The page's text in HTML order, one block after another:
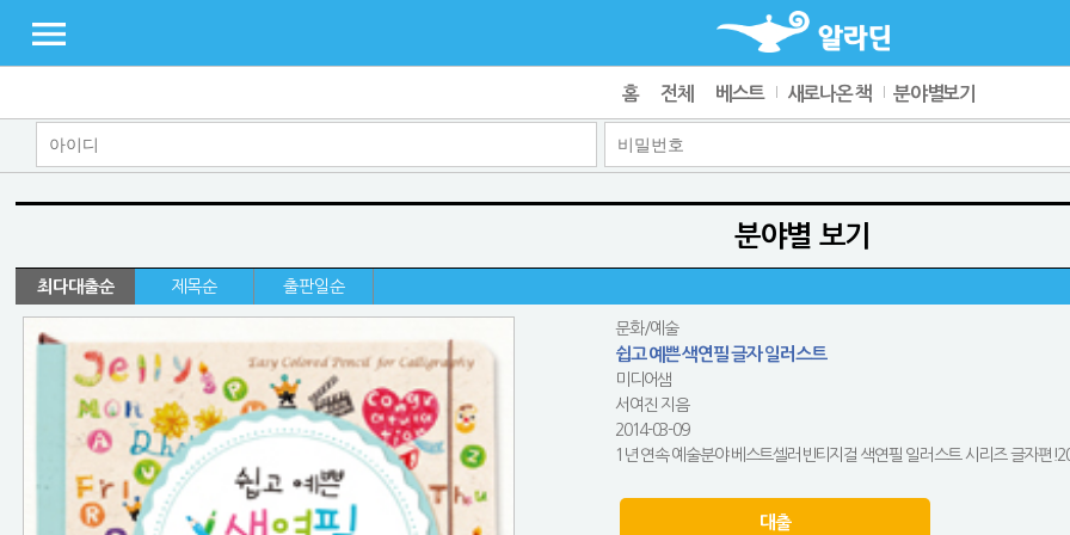
홈 전체 베스트 새로나온 책 분야별보기
분야별 보기
최다대출순 제목순 출판일순
문화/예술
쉽고 예쁜 색연필 글자 일러스트
미디어샘
서여진 지음
2014-03-09
1년 연속 예술분야 베스트셀러빈티지걸 색연필 일러스트 시리즈 글자편
대출